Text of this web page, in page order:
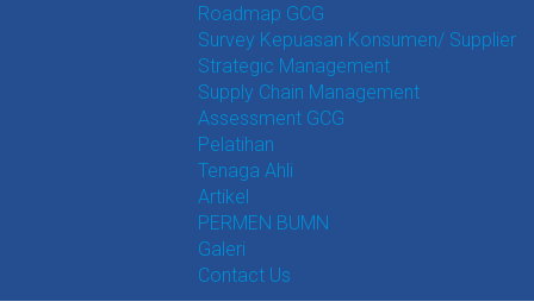
Roadmap GCG
Survey Kepuasan Konsumen/ Supplier
Strategic Management
Supply Chain Management
Assessment GCG
Pelatihan
Tenaga Ahli
Artikel
PERMEN BUMN
Galeri
Contact Us